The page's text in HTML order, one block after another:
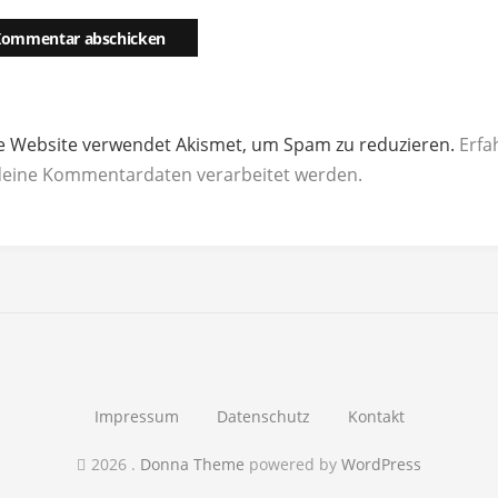
Website verwendet Akismet, um Spam zu reduzieren.
Kommentardaten verarbeitet werden.
Impressum Datenschutz Kontakt
2026 . Donna Theme powered by WordPress